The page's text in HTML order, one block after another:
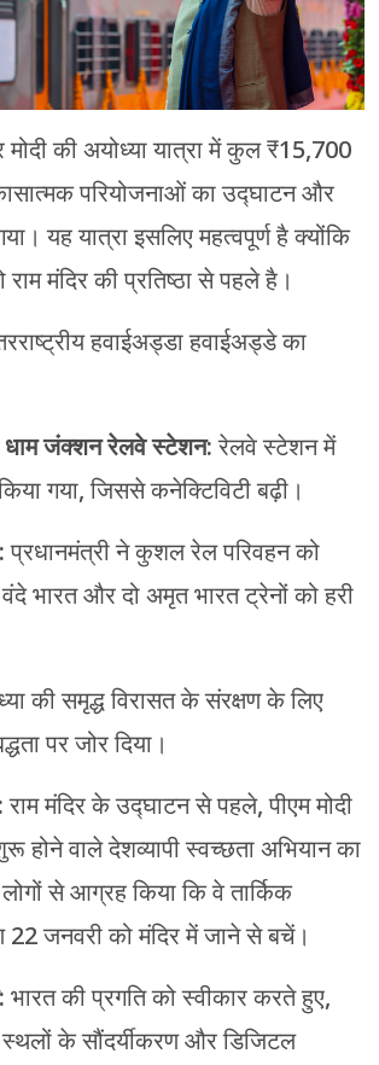
मोदी की अयोध्या यात्रा में कुल ₹15,700
परियोजनाओं का उद्घाटन और
यह यात्रा इसलिए महत्वपूर्ण है क्योंकि
मंदिर की प्रतिष्ठा से पहले है।
हवाईअड्डा हवाईअड्डे का
धाम जंक्शन रेलवे स्टेशन:रेलवे स्टेशन में
गया, जिससे कनेक्टिविटी बढ़ी।
प्रधानमंत्री ने कुशल रेल परिवहन को
भारत और दो अमृत भारत ट्रेनों को हरी
की समृद्ध विरासत के संरक्षण के लिए
पर जोर दिया।
राम मंदिर के उद्घाटन से पहले, पीएम मोदी
होने वाले देशव्यापी स्वच्छता अभियान का
से आग्रह किया कि वे तार्किक
22 जनवरी को मंदिर में जाने से बचें।
भारत की प्रगति को स्वीकार करते हुए,
स्थलों के सौंदर्यीकरण और डिजिटल